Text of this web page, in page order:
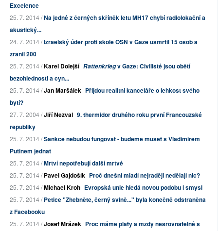
Excelence
25. 7. 2014 /Na jedné z černých skříněk letu MH17 chybí radiolokační a
akustický...
24. 7. 2014 /Izraelský úder proti škole OSN v Gaze usmrtil 15 osob a
zranil 200
25. 7. 2014 /Karel Dolejší Rattenkriegv Gaze: Civilisté jsou obětí
bezohlednosti a cyn...
25. 7. 2014 /Jan Maršálek Přijdou realitní kanceláře o lehkost svého
bytí?
27. 7. 2004 /Jiří Nezval 9. thermidor druhého roku první Francouzské
republiky
25. 7. 2014 /Sankce nebudou fungovat - budeme muset s Vladimirem
Putinem jednat
25. 7. 2014 /Mrtví nepotřebují další mrtvé
25. 7. 2014 /Pavel Gajdošík Proč dnešní mladí nejraději nedělají nic?
25. 7. 2014 /Michael Kroh Evropská unie hledá novou podobu i smysl
25. 7. 2014 /Petice "Zhebněte, černý svině..." byla konečně odstraněna
z Facebooku
25. 7. 2014 /Josef Mrázek Proč máme platy a mzdy nesrovnatelné s